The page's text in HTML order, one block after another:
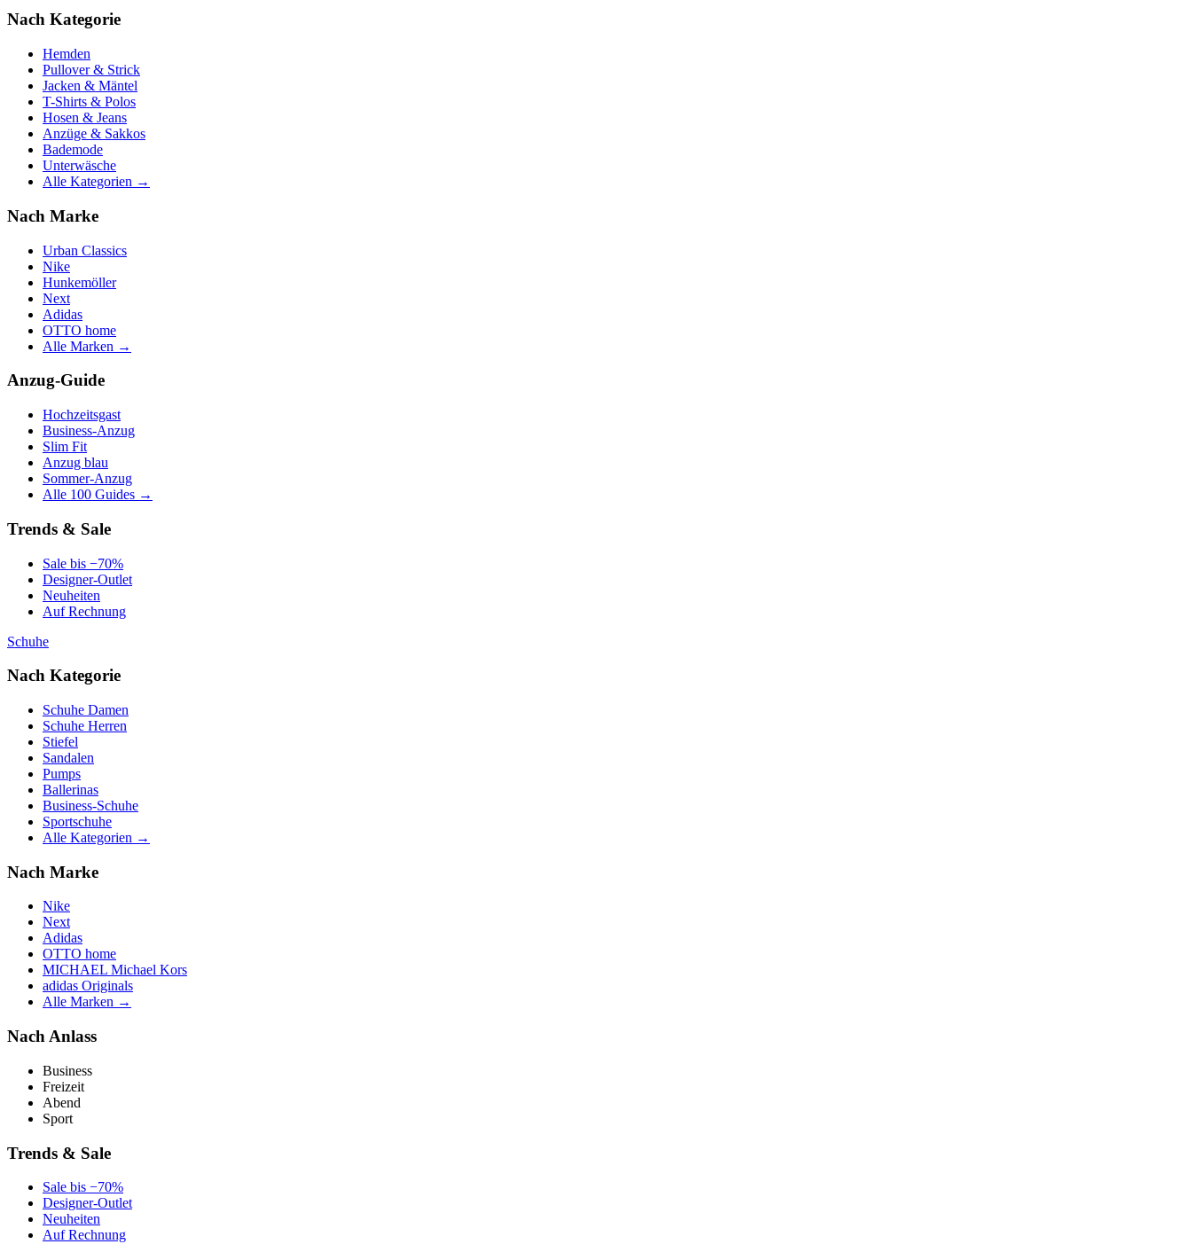
Nach Kategorie
Hemden
Pullover & Strick
Jacken & Mäntel
T-Shirts & Polos
Hosen & Jeans
Anzüge & Sakkos
Bademode
Unterwäsche
Alle Kategorien →
Nach Marke
Urban Classics
Nike
Hunkemöller
Next
Adidas
OTTO home
Alle Marken →
Anzug-Guide
Hochzeitsgast
Business-Anzug
Slim Fit
Anzug blau
Sommer-Anzug
Alle 100 Guides →
Trends & Sale
Sale bis −70%
Designer-Outlet
Neuheiten
Auf Rechnung
Schuhe
Nach Kategorie
Schuhe Damen
Schuhe Herren
Stiefel
Sandalen
Pumps
Ballerinas
Business-Schuhe
Sportschuhe
Alle Kategorien →
Nach Marke
Nike
Next
Adidas
OTTO home
MICHAEL Michael Kors
adidas Originals
Alle Marken →
Nach Anlass
Business
Freizeit
Abend
Sport
Trends & Sale
Sale bis −70%
Designer-Outlet
Neuheiten
Auf Rechnung